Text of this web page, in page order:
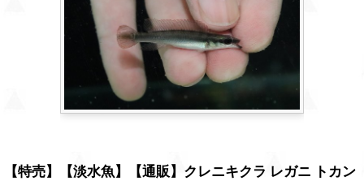
【特売】【淡水魚】【通販】クレニキクラ レガニ トカン